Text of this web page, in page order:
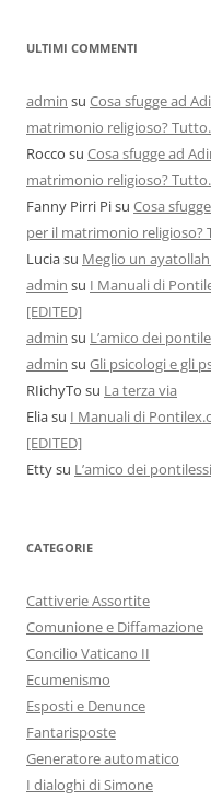
ULTIMI COMMENTI
admin su Cosa sfugge ad
matrimonio religioso? Tutto.
Rocco su Cosa sfugge ad
matrimonio religioso? Tutto.
Fanny Pirri Pisu Cosa
per il matrimonio religioso?
Luciasu Meglio un
admin su I Manuali di
[EDITED]
admin su L’amico dei
admin su Gli psicologi e gli
RIichyTo su La terza via
Eliasu I Manuali di
[EDITED]
Ettysu L’amico dei
CATEGORIE
Cattiverie Assortite
Comunione e Diffamazione
Concilio Vaticano II
Ecumenismo
Esposti e Denunce
Fantarisposte
Generatore automatico
I dialoghi di Simone